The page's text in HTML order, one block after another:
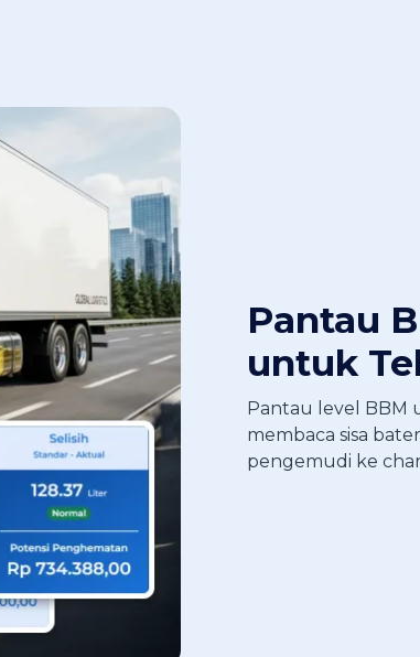
Pantau
untuk
Pantau level BBM
membaca sisa
pengemudi ke